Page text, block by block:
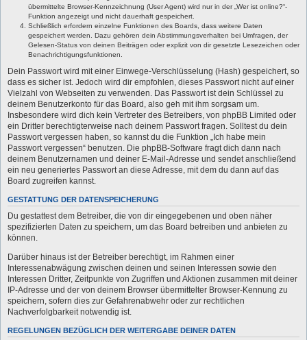
übermittelte Browser-Kennzeichnung (User Agent) wird nur in der „Wer ist online?“-
Funktion angezeigt und nicht dauerhaft gespeichert.
Schließlich erfordern einzelne Funktionen des Boards, dass weitere Daten
gespeichert werden. Dazu gehören dein Abstimmungsverhalten bei Umfragen, der
Gelesen-Status von deinen Beiträgen oder explizit von dir gesetzte Lesezeichen oder
Benachrichtigungsfunktionen.
Dein Passwort wird mit einer Einwege-Verschlüsselung (Hash) gespeichert, so
dass es sicher ist. Jedoch wird dir empfohlen, dieses Passwort nicht auf einer
Vielzahl von Webseiten zu verwenden. Das Passwort ist dein Schlüssel zu
deinem Benutzerkonto für das Board, also geh mit ihm sorgsam um.
Insbesondere wird dich kein Vertreter des Betreibers, von phpBB Limited oder
ein Dritter berechtigterweise nach deinem Passwort fragen. Solltest du dein
Passwort vergessen haben, so kannst du die Funktion „Ich habe mein
Passwort vergessen“ benutzen. Die phpBB-Software fragt dich dann nach
deinem Benutzernamen und deiner E-Mail-Adresse und sendet anschließend
ein neu generiertes Passwort an diese Adresse, mit dem du dann auf das
Board zugreifen kannst.
GESTATTUNG DER DATENSPEICHERUNG
Du gestattest dem Betreiber, die von dir eingegebenen und oben näher
spezifizierten Daten zu speichern, um das Board betreiben und anbieten zu
können.
Darüber hinaus ist der Betreiber berechtigt, im Rahmen einer
Interessenabwägung zwischen deinen und seinen Interessen sowie den
Interessen Dritter, Zeitpunkte von Zugriffen und Aktionen zusammen mit deiner
IP-Adresse und der von deinem Browser übermittelter Browser-Kennung zu
speichern, sofern dies zur Gefahrenabwehr oder zur rechtlichen
Nachverfolgbarkeit notwendig ist.
REGELUNGEN BEZÜGLICH DER WEITERGABE DEINER DATEN